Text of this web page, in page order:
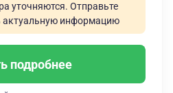
уточняются. Отправьте
актуальную информацию
подробнее